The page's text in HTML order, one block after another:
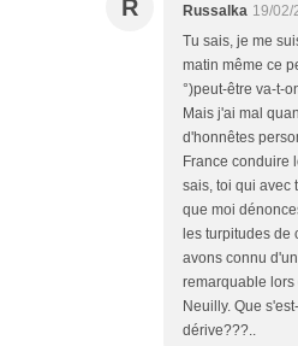
R Russalka 19/02/
Tu sais, je me
matin même ce
°)peut-être va-t-
Mais j'ai mal
d'honnêtes
France conduire
sais, toi qui avec
que moi
les turpitudes de
avons connu
remarquable lors
Neuilly. Que
dérive???..